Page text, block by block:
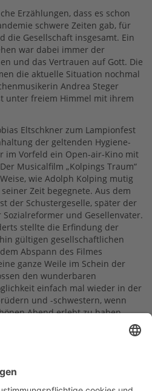
Erzählungen, dass es schon
schwere Zeiten gab, für
die Gesellschaft insgesamt. Ein
war dabei immer der
und das Vertrauen auf Gott. Die
die aktuelle Situation nochmal
Andrea Steger
unter freiem Himmel mit ihrem
Eltschkner zum Lampionfest
der geltenden Hygiene-
im Vorfeld ein Open-air-Kino mit
Musicalfilm „Kolpings Traum“
wie Adolph Kolping mutig
Zeit begegnete. Aus dem
der Schustergeselle, später der
und Gesellenvater.
stellte die Erfindung der
gültigen gesellschaftlichen
Abspann des Filmes
ganze Weile im Schein der
den wunderbaren
einfach mal wieder in der
und -schwestern, wenn
Abend erlebt zu haben.
Eltschkner